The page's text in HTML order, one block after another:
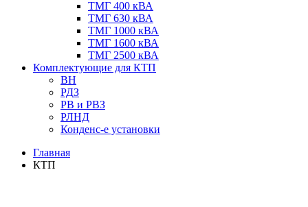
ТМГ 400 кВА
ТМГ 630 кВА
ТМГ 1000 кВА
ТМГ 1600 кВА
ТМГ 2500 кВА
Комплектующие для КТП
ВН
РДЗ
РВ и РВЗ
РЛНД
Конденс-е установки
Главная
КТП